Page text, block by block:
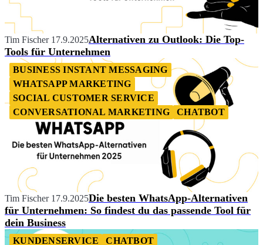
Tim Fischer 17.9.2025Alternativen zu Outlook: Die Top-
Tools für Unternehmen
BUSINESS INSTANT MESSAGING
WHATSAPP MARKETING
SOCIAL CUSTOMER SERVICE
CONVERSATIONAL MARKETING
CHATBOT
Tim Fischer 17.9.2025Die besten WhatsApp-Alternativen
für Unternehmen: So findest du das passende Tool für
dein Business
KUNDENSERVICE CHATBOT